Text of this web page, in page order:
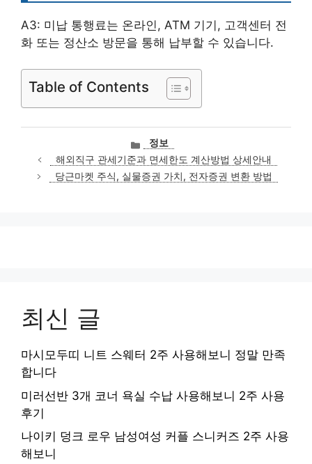
A3: 미납 통행료는 온라인, ATM 기기, 고객센터 전
화 또는 정산소 방문을 통해 납부할 수 있습니다.
Table of Contents
카
테
고
리
정보
해외직구 관세기준과 면세한도 계산방법 상세안내
당근마켓 주식, 실물증권 가치, 전자증권 변환 방법
최신 글
마시모두띠 니트 스웨터 2주 사용해보니 정말 만족
합니다
미러선반 3개 코너 욕실 수납 사용해보니 2주 사용
후기
나이키 덩크 로우 남성여성 커플 스니커즈 2주 사용
해보니